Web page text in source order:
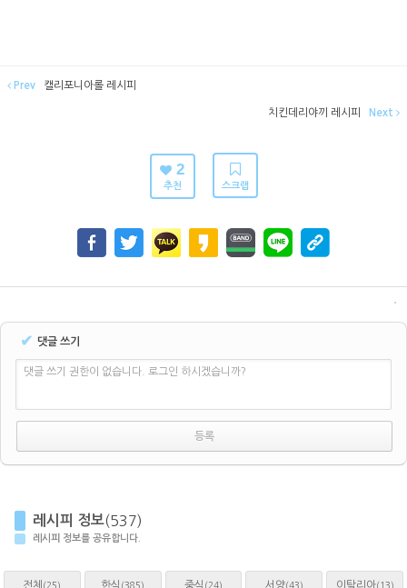
Prev 캘리포니아롤 레시피
치킨데리야끼 레시피 Next
2
추천 스크랩
✔ 댓글 쓰기
댓글 쓰기 권한이 없습니다. 로그인 하시겠습니까?
레시피 정보(537)
레시피 정보를 공유합니다.
전체 (25) 한식 (385) 중식 (24) 서양(43) 이탈리아(13)